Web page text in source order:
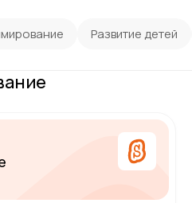
Развитие детей